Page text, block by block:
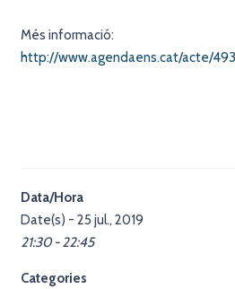
Més informació:
http://www.agendaens.cat/acte/
Data/Hora
Date(s) - 25 jul., 2019
21:30 - 22:45
Categories